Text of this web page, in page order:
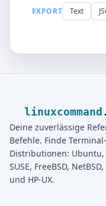
EXPORT Text
linuxcommand
Deine zuverlässige
Befehle. Finde
Distributionen: Ubuntu,
SUSE, FreeBSD,
und HP-UX.